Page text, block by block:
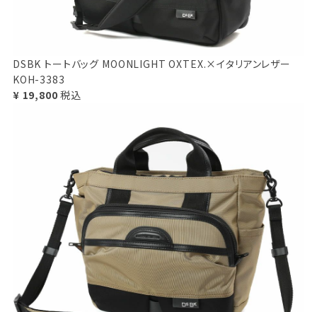
DSBK トートバッグ MOONLIGHT OXTEX.×イタリアンレザー
KOH-3383
¥ 19,800税込